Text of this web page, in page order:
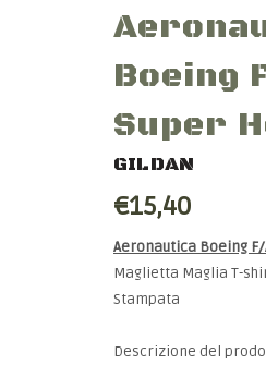
Boeing
Super
GILDAN
€15,40
Aeronautica Boeing F/
Maglietta Maglia T-
Stampata
Descrizione del